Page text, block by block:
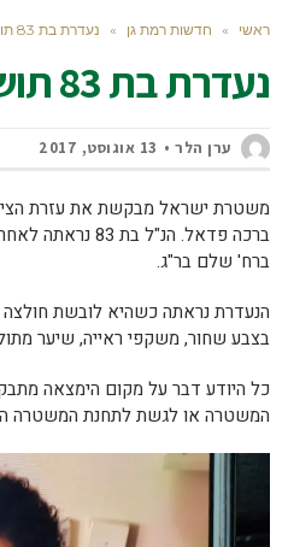
ראשי » חדשות רמת גן » נעדרת בת 83 תושבת רמת גן
נעדרת בת 83 תושבת רמת גן
ערן הלר 13 אוגוסט, 2017
משטרת ישראל מבקשת את עזרת
ברכה פדאל. הנ"ל
ברח' שלם בר"ג.
הנעדרת נראתה כשהיא לובשת חולצה
בצבע שחור, משקפי ראייה, שיער
המשטרה או לגשת לתחנת המשטרה